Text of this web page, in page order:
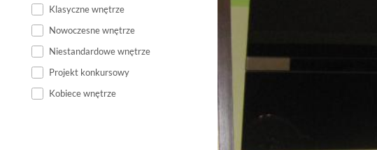
Klasyczne wnętrze
Nowoczesne wnętrze
Niestandardowe wnętrze
Projekt konkursowy
Kobiece wnętrze